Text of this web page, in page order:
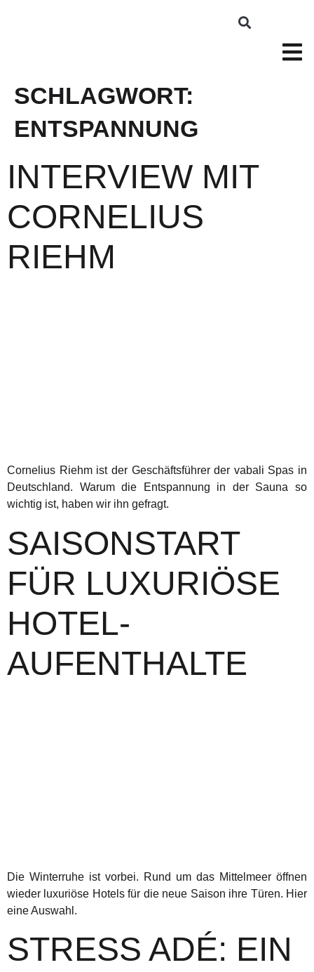
SCHLAGWORT:
ENTSPANNUNG
INTERVIEW MIT
CORNELIUS
RIEHM
Cornelius Riehm ist der Geschäftsführer der vabali Spas in
Deutschland. Warum die Entspannung in der Sauna so
wichtig ist, haben wir ihn gefragt.
SAISONSTART
FÜR LUXURIÖSE
HOTEL-
AUFENTHALTE
Die Winterruhe ist vorbei. Rund um das Mittelmeer öffnen
wieder luxuriöse Hotels für die neue Saison ihre Türen. Hier
eine Auswahl.
STRESS ADÉ: EIN